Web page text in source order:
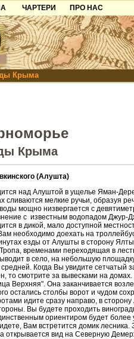
ЧАРТЕРИ
ПРО НАС
Контакти
Партнерам
Додати готель
Крыма
Крыма
(Алушта)
над Алуштой в ущелье Яман-
сливаются мелкие ручьи, образуя
мощно низвергается с
с известным водопадом Джур-
в дикой, мало доступной
необходимо доехать на
езды от Алушты в сторону
временами переходящая в
в село, на небольшую
Когда Вы увидите сетчатый
то смотрите за вывесками на
Верхняя". Она заканчивается
остались столбы ворот и чудом
идите сразу направо, в
Вы будете проходить
ориентиром будет более
Вам встретится домик лесника.
открывается вид на Северную